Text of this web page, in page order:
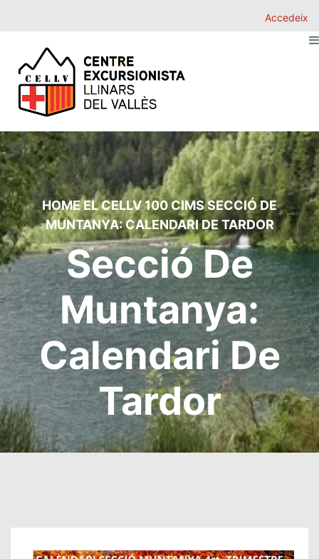
Accedeix
HOMEEL CELLV100 CIMSSECCIÓ DE
MUNTANYA: CALENDARI DE TARDOR
Secció De
Muntanya:
Calendari De
Tardor